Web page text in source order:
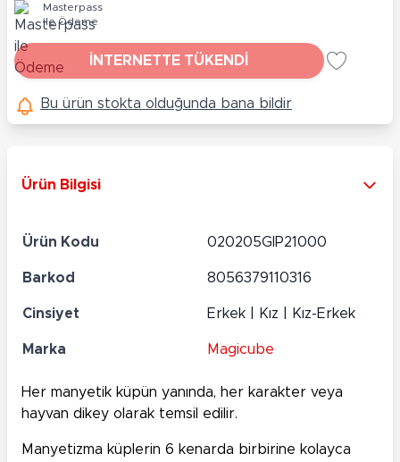
Masterpass
ile Ödeme
İNTERNETTE TÜKENDİ
Bu ürün stokta olduğunda bana bildir
Ürün Bilgisi
Ürün Kodu 020205GIP21000
Barkod 8056379110316
Cinsiyet Erkek | Kız | Kız-Erkek
Marka Magicube
Her manyetik küpün yanında, her karakter veya
hayvan dikey olarak temsil edilir.
Manyetizma küplerin 6 kenarda birbirine kolayca